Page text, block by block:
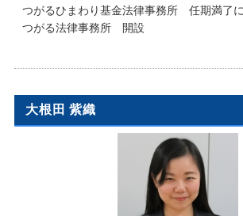
つがるひまわり基金法律事務所 任期満了
つがる法律事務所 開設
大根田 紫織